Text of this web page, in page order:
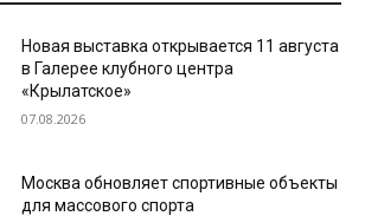
Новая выставка открывается 11 августа
в Галерее клубного центра
«Крылатское»
07.08.2026
Москва обновляет спортивные объекты
для массового спорта